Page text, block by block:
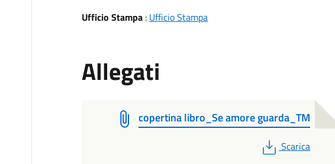
Ufficio Stampa: Ufficio Stampa
Allegati
copertina libro_Se amore guarda_TM
PDF
Scarica